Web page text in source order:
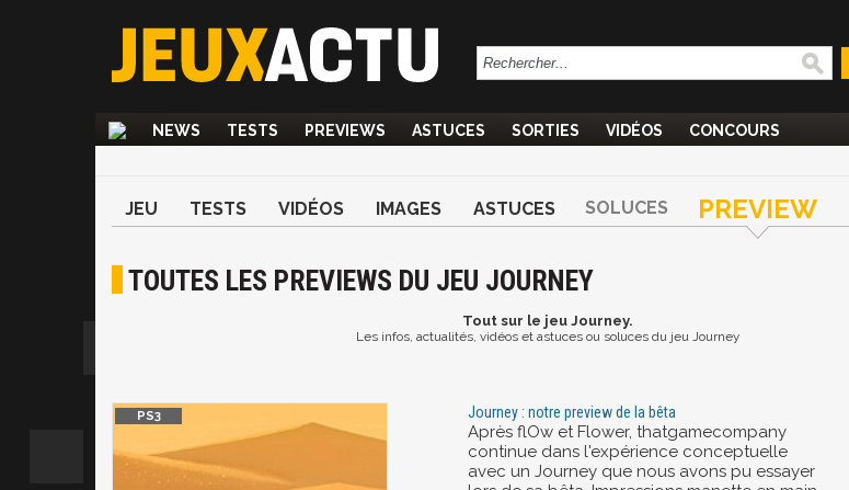
NEWS TESTS PREVIEWS ASTUCES SORTIES VIDÉOS CONCOURS
JEU TESTS VIDÉOS IMAGES ASTUCES SOLUCES PREVIEW
TOUTES LES PREVIEWS DU JEU JOURNEY
Toutsur le jeu Journey.
Les infos, actualités, vidéos et astuces ou soluces du jeu Journey
Journey : notre preview de la bêta
Après flOw et Flower, thatgamecompany
continue dans l'expérience conceptuelle
avec un Journey que nous avons pu essayer